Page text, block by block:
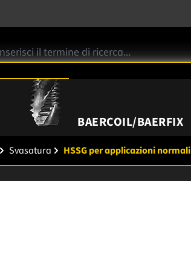
BAERCOIL/BAERFIX
Svasatura HSSG per applicazioni normali